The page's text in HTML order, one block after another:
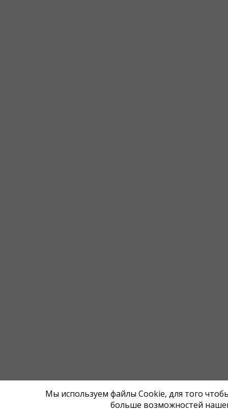
Мы используем файлы Cookie, для того
больше возможностей